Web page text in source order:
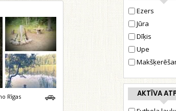
Ezers
Jūra
Dīķis
Upe
AKTĪVA
Rīgas